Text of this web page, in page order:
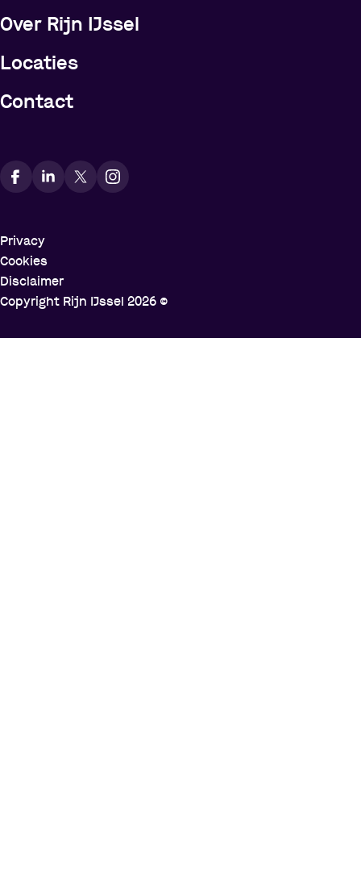
Over Rijn IJssel
Locaties
Contact
Vindt ons op social media
Privacy
Cookies
Disclaimer
Copyright Rijn IJssel 2026 ©